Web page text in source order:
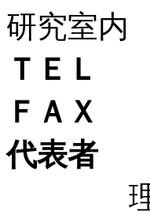
研究室内
ＴＥＬ
ＦＡＸ
代表者
理事